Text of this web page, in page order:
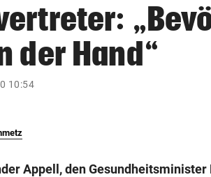
& Co KG 2026
der Hand“
10:54
Appell, den Gesundheitsminister